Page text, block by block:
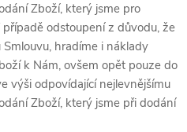
Zboží, který jsme pro
odstoupení z důvodu, že
hradíme i náklady
k Nám, ovšem opět pouze do
výši odpovídající nejlevnějšímu
Zboží, který jsme při dodání